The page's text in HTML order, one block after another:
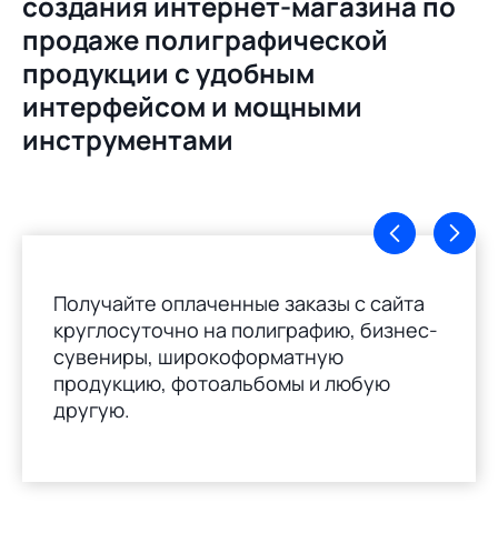
продаже полиграфической
продукции с удобным
интерфейсом и мощными
инструментами
Получайте оплаченные заказы с сайта
круглосуточно на полиграфию, бизнес-
сувениры, широкоформатную
продукцию, фотоальбомы и любую
другую.